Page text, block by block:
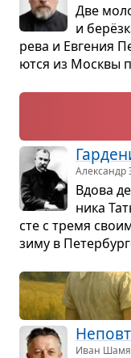
Две
и
рева и Евге­ния
ются из Москвы
Александр
Вдова
ника
сте с тремя
зиму в
Иван